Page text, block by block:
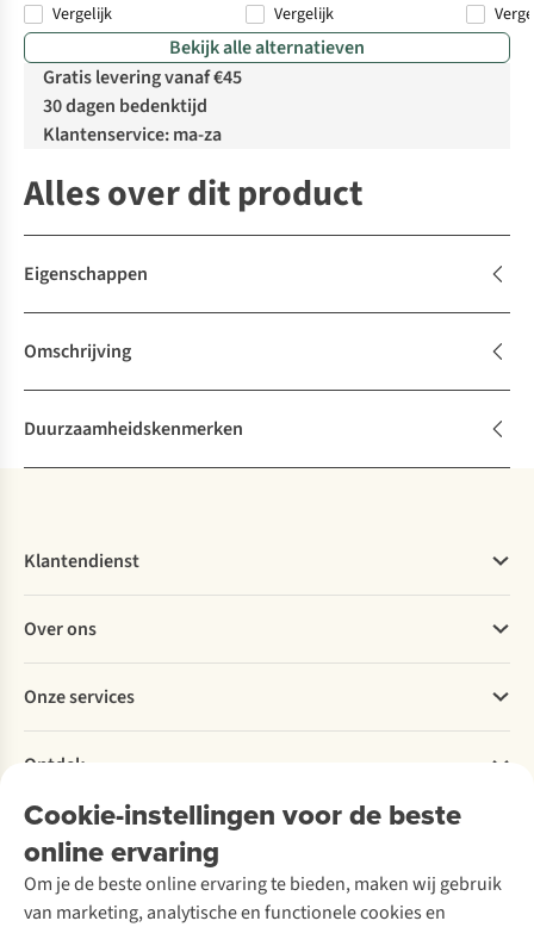
Vergelijk
Vergelijk
Bekijk alle alternatieven
Gratis levering vanaf €45
30 dagen bedenktijd
Klantenservice: ma-za
Alles over dit product
Eigenschappen
Omschrijving
Duurzaamheidskenmerken
Cookie-instellingen voor de beste
online ervaring
Om je de beste online ervaring te bieden, maken wij gebruik
van marketing, analytische en functionele cookies en
Klantendienst
Bestellen
Betalen
Levering
Retourneren
Bestelling herroepen
Garantie
Contact
Over ons
Explore More
Verantwoord ondernemen
Over Ayacucho
Onze winkels
Over A.S.Adventure
Toegankelijkheidsverklaring
Onze services
Ski-onderhoud
Wasservice
Schoenonderhoud
Schoenherstelling
Ontdek
A.S.Magazine
Podcast
Explore Academy
Explore Camp
Meld je aan voor de nieuwsbrief